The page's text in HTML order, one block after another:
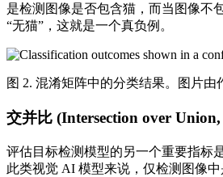
是检测图像是否包含猫，而当图像不
“无猫”，这就是一个真负例。
图 2. 混淆矩阵中的分类结果。图片由
交并比 (Intersection over
评估目标检测模型的另一个重要指标
此类视觉 AI 模型来说，仅检测图像